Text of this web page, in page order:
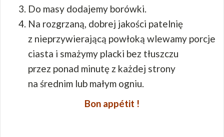
Do masy dodajemy borówki.
Na rozgrzaną, dobrej jakości patelnię
z nieprzywierającą powłoką wlewamy porcje
ciasta i smażymy placki bez tłuszczu
przez ponad minutę z każdej strony
na średnim lub małym ogniu.
Bon appétit !